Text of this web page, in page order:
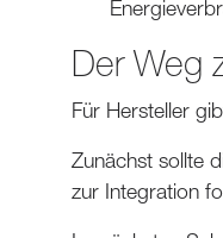
Der Weg
Für Hersteller
Zunächst sollte
zur Integration